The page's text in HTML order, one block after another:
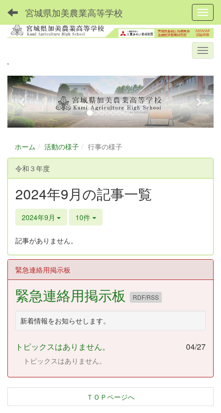
宮城県加美農業高等学校
'
p
r
e
v
o
u
s
n
e
x
t
ホーム 活動の様子 行事の様子
令和３年度
2024年9月の記事一覧
2024年9月 10件
記事がありません。
緊急連絡用掲示板
緊急連絡用掲示板 RDF/RSS
新着情報をお知らせします。
トピックスはありません。 04/27
トピックスはありません。
ＴＯＰページへ